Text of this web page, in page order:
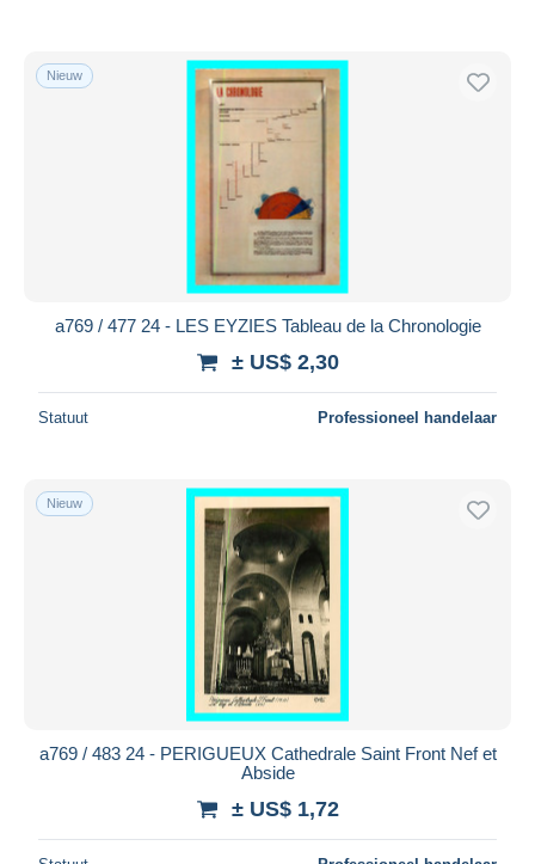
Nieuw
a769 / 477 24 - LES EYZIES Tableau de la Chronologie
± US$ 2,30
Statuut Professioneel handelaar
Nieuw
a769 / 483 24 - PERIGUEUX Cathedrale Saint Front Nef et
Abside
± US$ 1,72